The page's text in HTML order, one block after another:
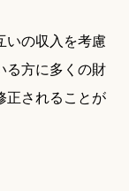
いの収入を考慮
る方に多くの財
正されることが